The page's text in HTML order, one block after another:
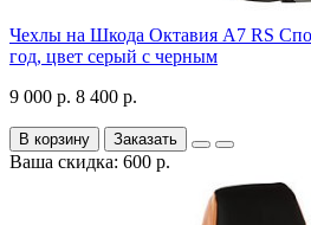
Чехлы на Шкода Октавия А7 RS
год, цвет серый с черным
9 000 р. 8 400 р.
В корзину Заказать
Ваша скидка: 600 р.